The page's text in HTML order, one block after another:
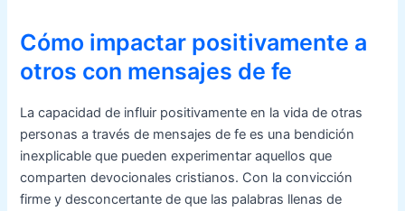
Cómo impactar positivamente a
otros con mensajes de fe
La capacidad de influir positivamente en la vida de otras
personas a través de mensajes de fe es una bendición
inexplicable que pueden experimentar aquellos que
comparten devocionales cristianos. Con la convicción
firme y desconcertante de que las palabras llenas de